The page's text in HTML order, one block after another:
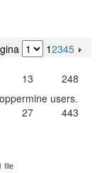
12345
users.
13 248
27 443
file